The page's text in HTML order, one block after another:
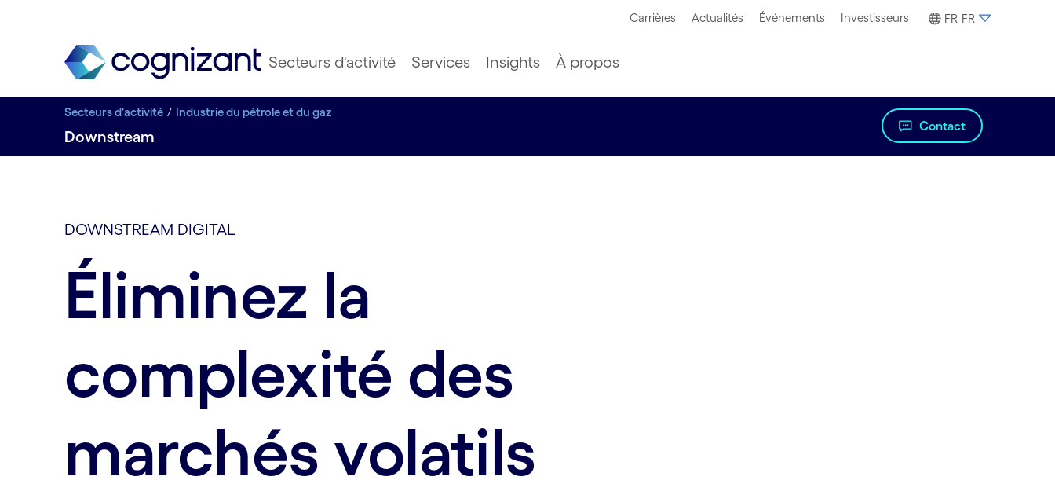
Carrières Actualités Événements Investisseurs FR-FR
Secteurs d'activité Services Insights À propos
Secteurs d'activité Industrie du pétrole et du gaz
Downstream
Contact
DOWNSTREAM DIGITAL
Éliminez la
complexité des
marchés volatils